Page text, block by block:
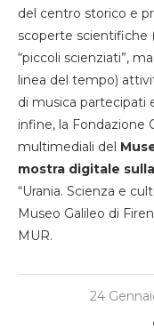
del centro storico e
scoperte scientifiche
“piccoli scienziati”,
linea del tempo)
di musica partecipati
infine, la Fondazione
multimediali del
mostra digitale
“Urania. Scienza e
Museo Galileo di
MUR.
24